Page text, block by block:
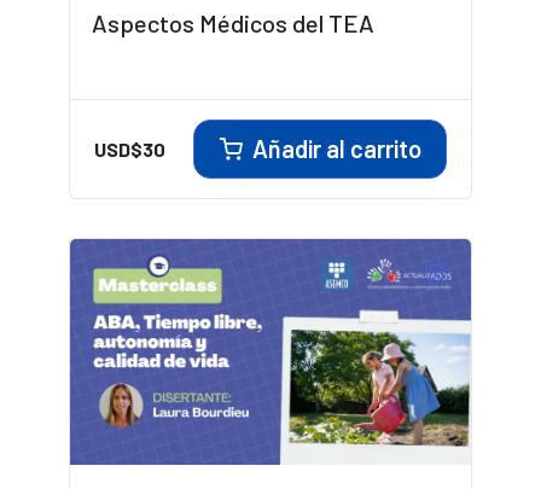
Aspectos Médicos del TEA
USD$30 Añadir al carrito